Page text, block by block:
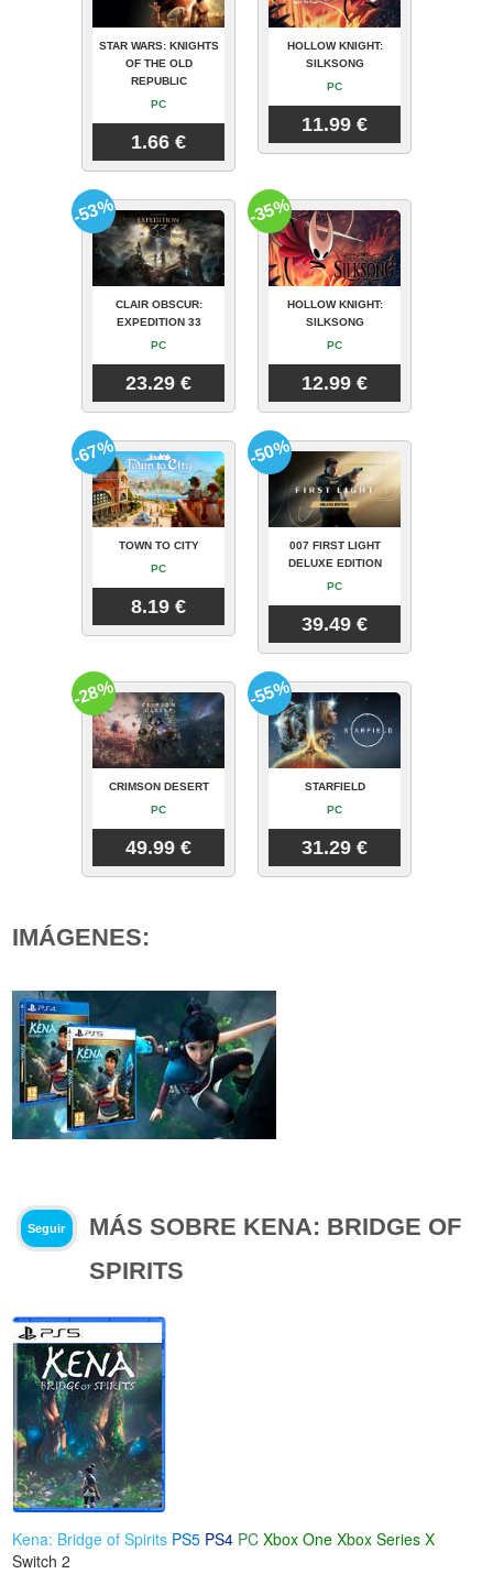
STAR WARS: KNIGHTS
OF THE OLD
REPUBLIC
PC
1.66 €
HOLLOW KNIGHT:
SILKSONG
PC
11.99 €
CLAIR OBSCUR:
EXPEDITION 33
PC
23.29 €
-53%
HOLLOW KNIGHT:
SILKSONG
PC
12.99 €
-35%
TOWN TO CITY
PC
8.19 €
-67%
007 FIRST LIGHT
DELUXE EDITION
PC
39.49 €
-50%
CRIMSON DESERT
PC
49.99 €
-28%
STARFIELD
PC
31.29 €
-55%
IMÁGENES:
Seguir
MÁS SOBRE KENA: BRIDGE OF
SPIRITS
Kena: Bridge of Spirits PS5 PS4 PC Xbox One Xbox Series X
Switch 2